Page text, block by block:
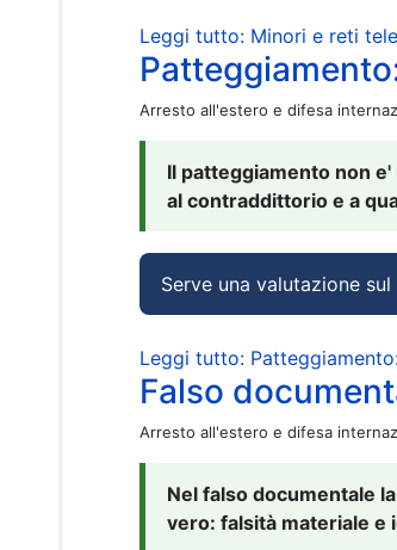
Leggi tutto: Minori e reti
Arresto all'estero e difesa
Il patteggiamento non
al contraddittorio e a
Serve una valutazione
Leggi tutto:
Falso
Arresto all'estero e difesa
Nel falso documentale
vero: falsità materiale e